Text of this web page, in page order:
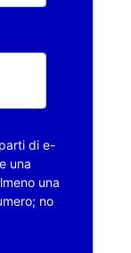
di e-
una
una
no